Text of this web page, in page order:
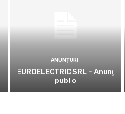
ANUNȚURI
EUROELECTRIC SRL – Anunţ
public